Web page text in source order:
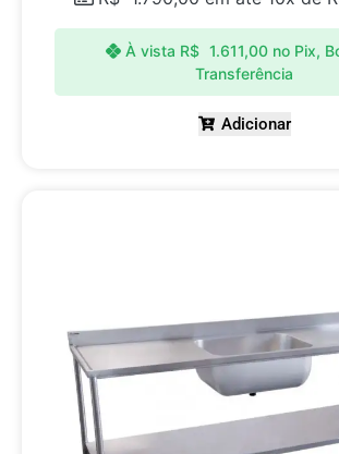
À vista R$ 1.611,00 no Pix,
Transferência
Adicionar